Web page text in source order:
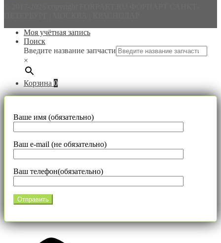
Моя учётная запись
Поиск
Введите название запчасти
×
Корзина 0
Ваше имя (обязательно)
Ваш e-mail (не обязательно)
Ваш телефон(обязательно)